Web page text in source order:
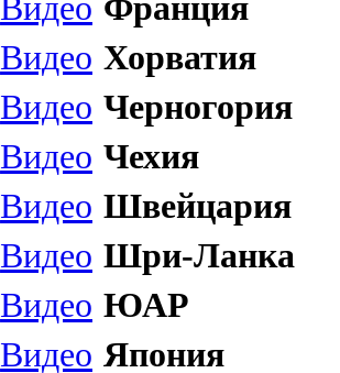
Видео Франция
Видео Хорватия
Видео Черногория
Видео Чехия
Видео Швейцария
Видео Шри-Ланка
Видео ЮАР
Видео Япония